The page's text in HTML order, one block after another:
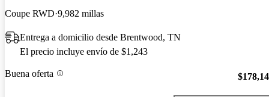
Coupe RWD 9,982 millas
Entrega a domicilio desde Brentwood, TN
El precio incluye envío de $1,243
Buena oferta